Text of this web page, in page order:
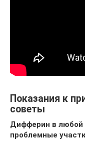
Показания к
советы
Дифферин в любой
проблемные